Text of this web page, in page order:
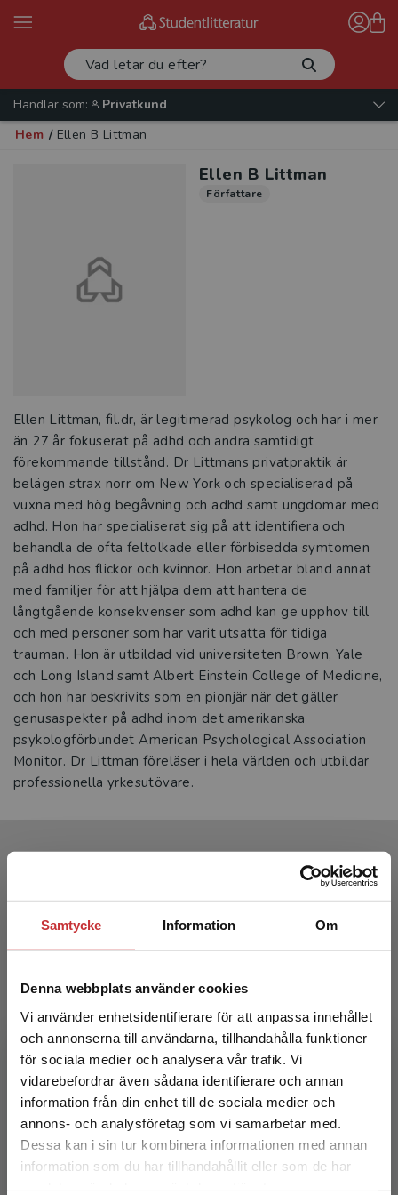
Samtycke Information Om
Denna webbplats använder cookies
Vi använder enhetsidentifierare för att anpassa innehållet
och annonserna till användarna, tillhandahålla funktioner
för sociala medier och analysera vår trafik. Vi
vidarebefordrar även sådana identifierare och annan
information från din enhet till de sociala medier och
annons- och analysföretag som vi samarbetar med.
Dessa kan i sin tur kombinera informationen med annan
information som du har tillhandahållit eller som de har
Begränsad fraktregion
Det verkar som att du besöker
Handlar som:
Privatkund
Hem / Ellen B Littman
Ellen B Littman
Författare
Ellen Littman, fil.dr, är legitimerad psykolog och har i mer
än 27 år fokuserat på adhd och andra samtidigt
förekommande tillstånd. Dr Littmans privatpraktik är
belägen strax norr om New York och specialiserad på
vuxna med hög begåvning och adhd samt ungdomar med
adhd. Hon har specialiserat sig på att identifiera och
behandla de ofta feltolkade eller förbisedda symtomen
på adhd hos flickor och kvinnor. Hon arbetar bland annat
med familjer för att hjälpa dem att hantera de
långtgående konsekvenser som adhd kan ge upphov till
och med personer som har varit utsatta för tidiga
trauman. Hon är utbildad vid universiteten Brown, Yale
och Long Island samt Albert Einstein College of Medicine,
och hon har beskrivits som en pionjär när det gäller
genusaspekter på adhd inom det amerikanska
psykologförbundet American Psychological Association
Monitor. Dr Littman föreläser i hela världen och utbildar
professionella yrkesutövare.
Produkter
Flickor med ADHD
Nadeau, Kathleen G m.fl.
398 krinkl. moms
Exkl. moms: 375 kr